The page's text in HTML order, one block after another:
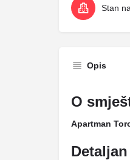
Stan
Opis
O
Apartman